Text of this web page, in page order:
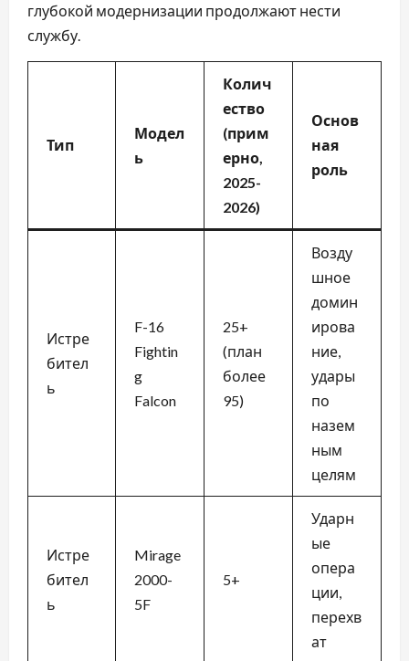
глубокой модернизации продолжают нести
службу.
Тип
Модел
ь
Колич
ество
(прим
ерно,
2025-
2026)
Основ
ная
роль
Истре
бител
ь
F-16
Fightin
g
Falcon
25+
(план
более
95)
Возду
шное
домин
ирова
ние,
удары
по
назем
ным
целям
Истре
бител
ь
Mirage
2000-
5F
5+
Ударн
ые
опера
ции,
перехв
ат